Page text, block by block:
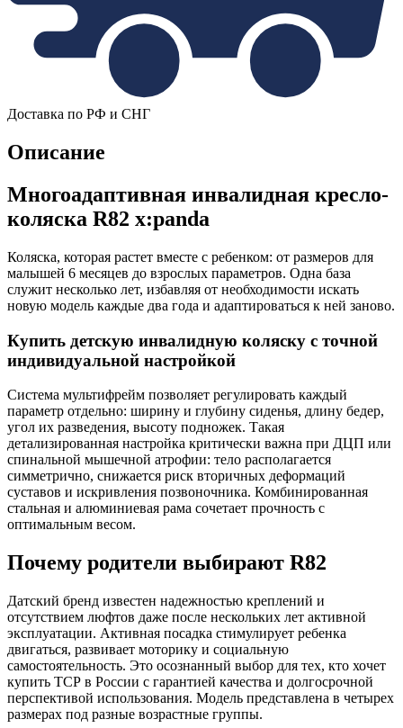
Доставка по РФ и СНГ
Описание
Многоадаптивная инвалидная кресло-
коляска R82 x:panda
Коляска, которая растет вместе с ребенком: от размеров для
малышей 6 месяцев до взрослых параметров. Одна база
служит несколько лет, избавляя от необходимости искать
новую модель каждые два года и адаптироваться к ней заново.
Купить детскую инвалидную коляску с точной
индивидуальной настройкой
Система мультифрейм позволяет регулировать каждый
параметр отдельно: ширину и глубину сиденья, длину бедер,
угол их разведения, высоту подножек. Такая
детализированная настройка критически важна при ДЦП или
спинальной мышечной атрофии: тело располагается
симметрично, снижается риск вторичных деформаций
суставов и искривления позвоночника. Комбинированная
стальная и алюминиевая рама сочетает прочность с
оптимальным весом.
Почему родители выбирают R82
Датский бренд известен надежностью креплений и
отсутствием люфтов даже после нескольких лет активной
эксплуатации. Активная посадка стимулирует ребенка
двигаться, развивает моторику и социальную
самостоятельность. Это осознанный выбор для тех, кто хочет
купить ТСР в России с гарантией качества и долгосрочной
перспективой использования. Модель представлена в четырех
размерах под разные возрастные группы.